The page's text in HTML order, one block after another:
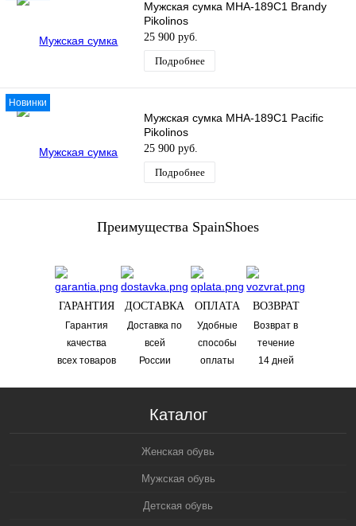
Мужская сумка MHA-189C1 Brandy
Pikolinos
25 900 руб.
Подробнее
Новинки
Мужская сумка MHA-189C1 Pacific
Pikolinos
25 900 руб.
Подробнее
Преимущества SpainShoes
ГАРАНТИЯ ДОСТАВКА ОПЛАТА ВОЗВРАТ
Гарантия
качества
всех товаров
Доставка по
всей
России
Удобные
способы
оплаты
Возврат в
течениe
14 дней
Каталог
Женская обувь
Мужская обувь
Детская обувь